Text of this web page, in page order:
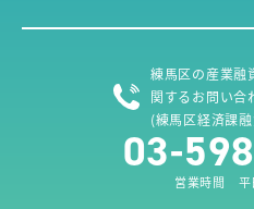
練馬区の産業融
関するお問い合
(練馬区経済課
03-
営業時間 平